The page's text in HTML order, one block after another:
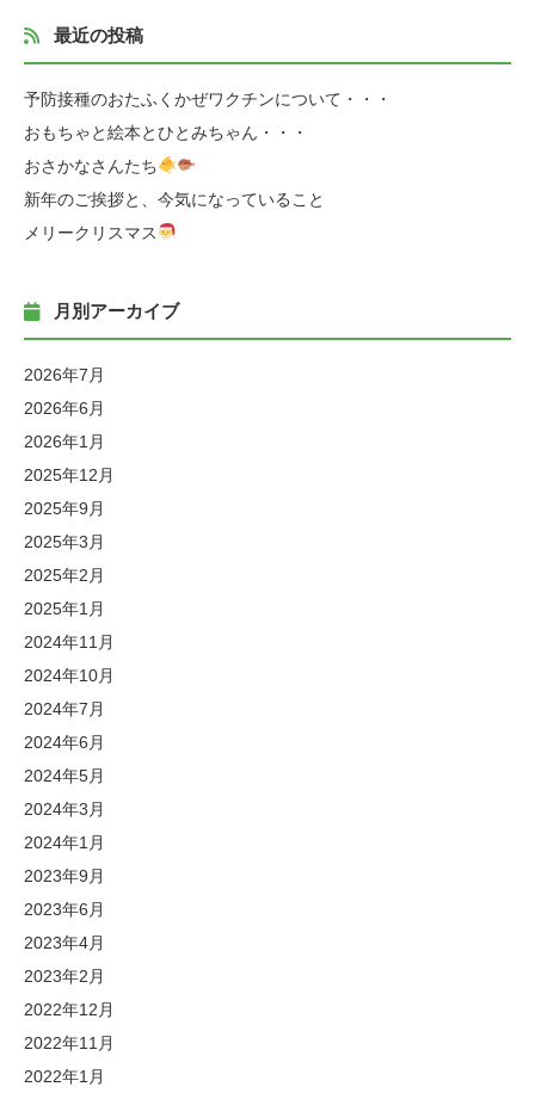
最近の投稿
予防接種のおたふくかぜワクチンについて・・・
おもちゃと絵本とひとみちゃん・・・
おさかなさんたち
新年のご挨拶と、今気になっていること
メリークリスマス
月別アーカイブ
2026年7月
2026年6月
2026年1月
2025年12月
2025年9月
2025年3月
2025年2月
2025年1月
2024年11月
2024年10月
2024年7月
2024年6月
2024年5月
2024年3月
2024年1月
2023年9月
2023年6月
2023年4月
2023年2月
2022年12月
2022年11月
2022年1月